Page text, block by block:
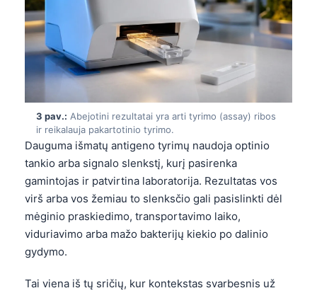
3 pav.: Abejotini rezultatai yra arti tyrimo (assay) ribos
ir reikalauja pakartotinio tyrimo.
Dauguma išmatų antigeno tyrimų naudoja optinio
tankio arba signalo slenkstį, kurį pasirenka
gamintojas ir patvirtina laboratorija. Rezultatas vos
virš arba vos žemiau to slenksčio gali pasislinkti dėl
mėginio praskiedimo, transportavimo laiko,
viduriavimo arba mažo bakterijų kiekio po dalinio
gydymo.
Tai viena iš tų sričių, kur kontekstas svarbesnis už